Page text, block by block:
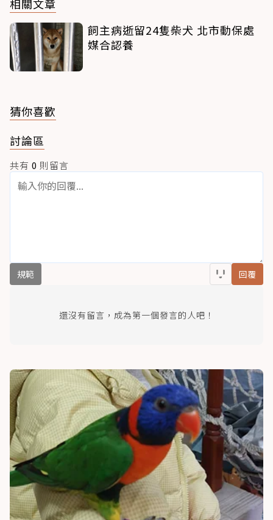
相關文章
飼主病逝留24隻柴犬 北市動保處
媒合認養
猜你喜歡
討論區
共有 0 則留言
規範 回覆
還沒有留言，成為第一個發言的人吧！